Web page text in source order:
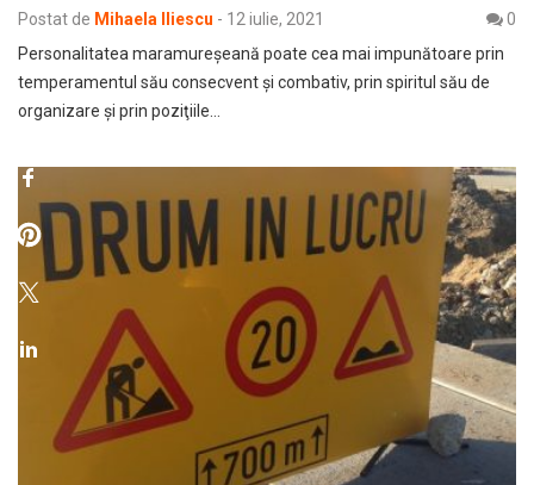
Postat de Mihaela Iliescu - 12 iulie, 2021
0
Personalitatea maramureşeană poate cea mai impunătoare prin
temperamentul său consecvent şi combativ, prin spiritul său de
organizare şi prin poziţiile…